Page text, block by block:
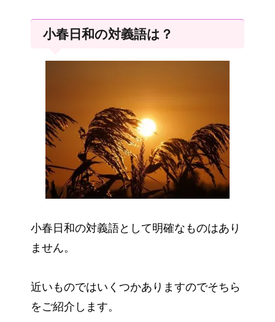
小春日和の対義語は？
小春日和の対義語として明確なものはあり
ません。
近いものではいくつかありますのでそちら
をご紹介します。